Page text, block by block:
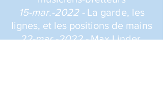
15-mar.-2022 - La garde, les
lignes, et les positions de mains
22-mar.-2022 -Max Linder,